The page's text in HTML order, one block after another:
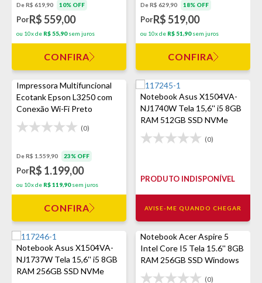
De R$ 619,90 10% OFF
PorR$ 559,00
ou 10x de R$ 55,90sem juros
CONFIRA
De R$ 629,90 18% OFF
PorR$ 519,00
ou 10x de R$ 51,90sem juros
CONFIRA
Impressora Multifuncional
Ecotank Epson L3250 com
Conexão Wi-Fi Preto
(0)
De R$ 1.559,90 23% OFF
PorR$ 1.199,00
ou 10x de R$ 119,90sem juros
CONFIRA
Notebook Asus X1504VA-
NJ1740W Tela 15,6'' i5 8GB
RAM 512GB SSD NVMe
Windows 11 Home - Prata
(0)
PRODUTO INDISPONÍVEL
AVISE-ME QUANDO CHEGAR
Notebook Asus X1504VA-
NJ1737W Tela 15,6'' i5 8GB
RAM 256GB SSD NVMe
Notebook Acer Aspire 5
Intel Core I5 Tela 15.6'' 8GB
RAM 256GB SSD Windows
11
(0)